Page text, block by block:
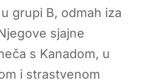
grupi B, odmah iza
sjajne
s Kanadom, u
i strastvenom